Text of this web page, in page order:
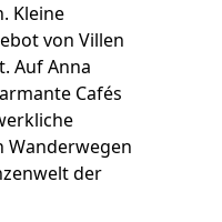
Kleine
von Villen
Auf Anna
Cafés
Wanderwegen
der